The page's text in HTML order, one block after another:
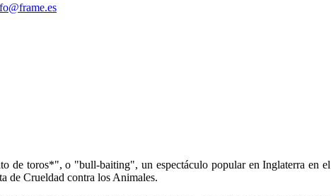
de toros*", o "bull-baiting", un espectáculo popular en Inglaterra en
de Crueldad contra los Animales.